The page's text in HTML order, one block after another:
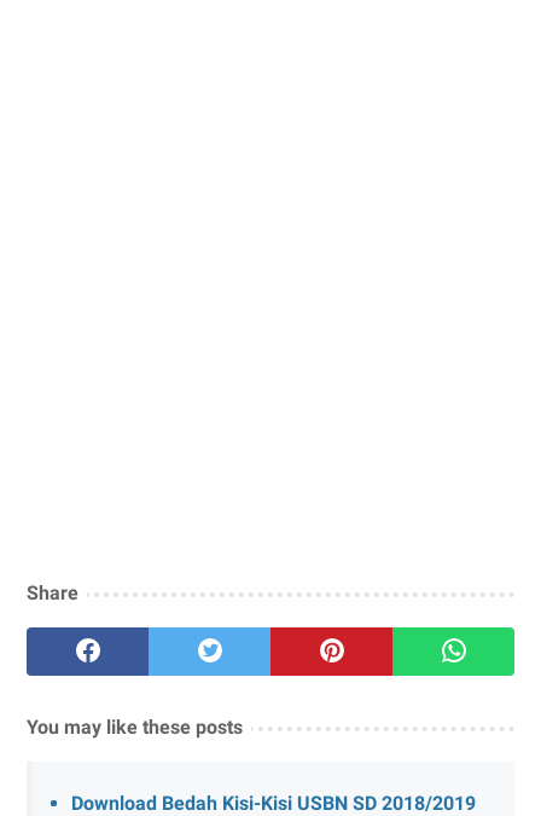
Share
You may like these posts
Download Bedah Kisi-Kisi USBN SD 2018/2019